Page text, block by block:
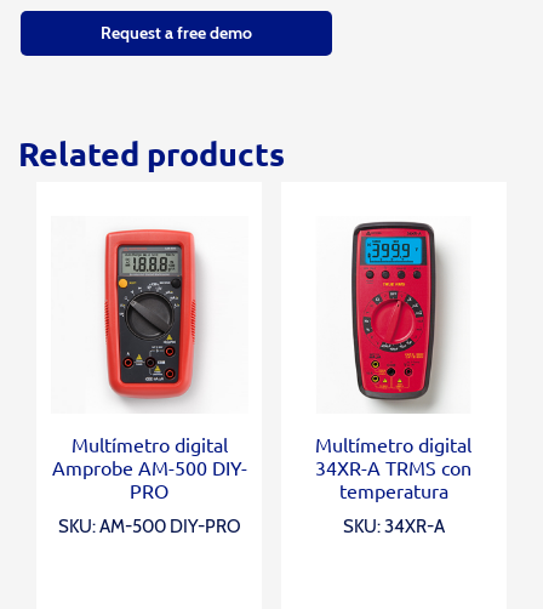
Request a free demo
Related products
Multímetro digital
Amprobe AM-500 DIY-
PRO
SKU: AM-500 DIY-PRO
Multímetro digital
34XR-A TRMS con
temperatura
SKU: 34XR-A